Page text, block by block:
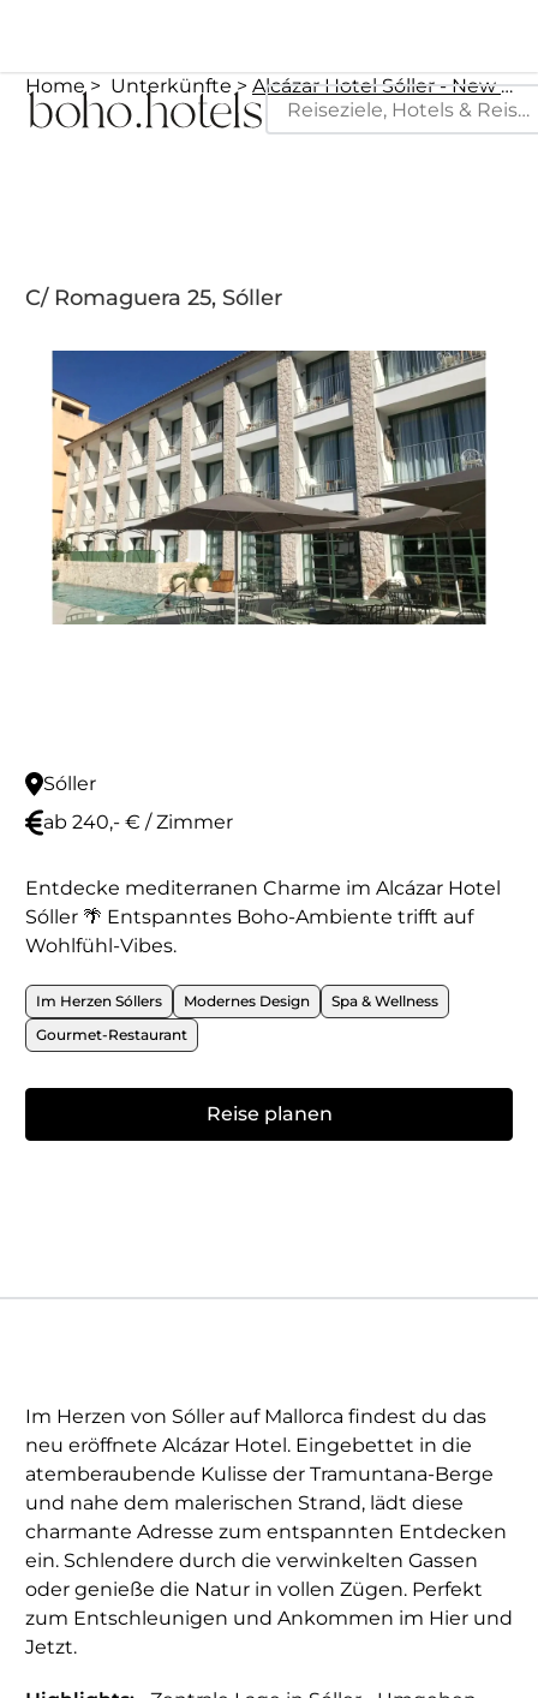
Home Unterkünfte Alcázar Hotel Sóller - New Opening
C/ Romaguera 25, Sóller
Sóller
ab 240,- € / Zimmer
Entdecke mediterranen Charme im Alcázar Hotel
Sóller 🌴 Entspanntes Boho-Ambiente trifft auf
Wohlfühl-Vibes.
Im Herzen Sóllers Modernes Design
Spa & Wellness
Gourmet-Restaurant
Reise planen
Im Herzen von Sóller auf Mallorca findest du das
neu eröffnete Alcázar Hotel. Eingebettet in die
atemberaubende Kulisse der Tramuntana-Berge
und nahe dem malerischen Strand, lädt diese
charmante Adresse zum entspannten Entdecken
ein. Schlendere durch die verwinkelten Gassen
oder genieße die Natur in vollen Zügen. Perfekt
zum Entschleunigen und Ankommen im Hier und
Jetzt.